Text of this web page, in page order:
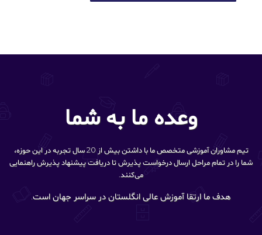
وعده ما به شما
تیم مشاوران آموزشی متخصص ما با داشتن بیش از 20 سال تجربه در این حوزه،
شما را در تمام مراحل ارسال درخواست پذیرش تا دریافت پیشنهاد پذیرش راهنمایی
می‌کنند.
هدف ما ارتقا آموزش عالی انگلستان در سراسر جهان است.